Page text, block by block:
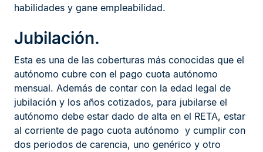
habilidades y gane empleabilidad.
Jubilación.
Esta es una de las coberturas más conocidas que el
autónomo cubre con el pago cuota autónomo
mensual. Además de contar con la edad legal de
jubilación y los años cotizados, para jubilarse el
autónomo debe estar dado de alta en el RETA, estar
al corriente de pago cuota autónomo y cumplir con
dos periodos de carencia, uno genérico y otro